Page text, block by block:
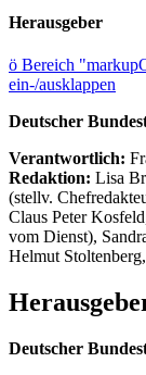
Herausgeber
ö Bereich
ein-/ausklappen
Deutscher
Verantwortlich:
Redaktion: Lisa
(stellv.
Claus Peter
vom Dienst),
Helmut
Deutscher